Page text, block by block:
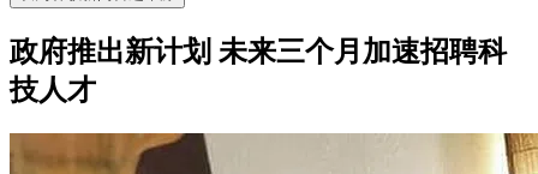
政府推出新计划 未来三个月加速招聘科
技人才